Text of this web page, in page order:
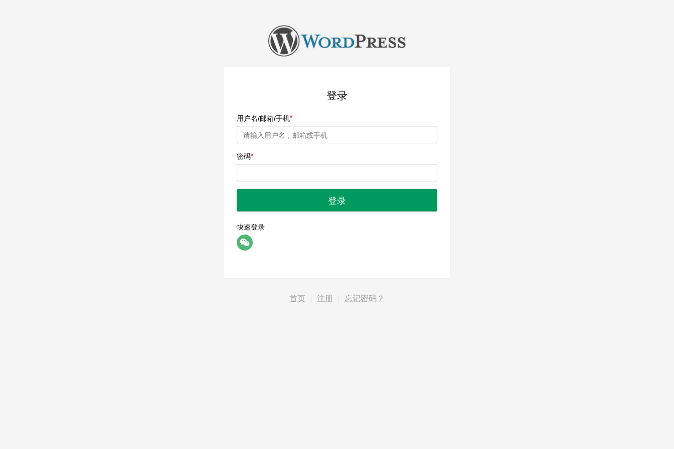
登录
用户名/邮箱/手机
密码
登录
快速登录
首页 注册 忘记密码？